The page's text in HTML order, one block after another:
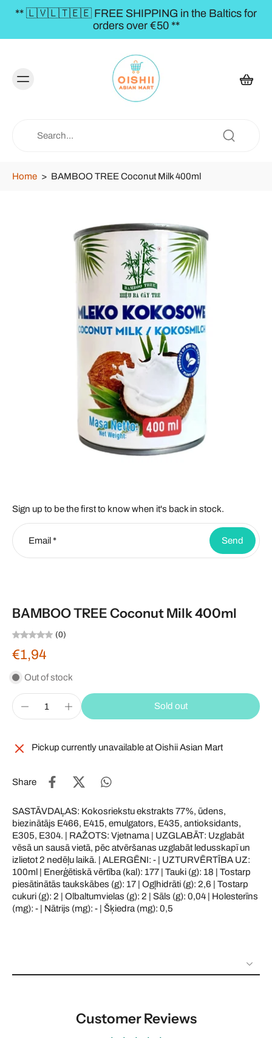
** 🇱🇻🇱🇹🇪🇪 FREE SHIPPING in the Baltics for
orders over €50 **
Home > BAMBOO TREE Coconut Milk 400ml
Sign up to be the first to know when it's back in stock.
Email * Send
BAMBOO TREE Coconut Milk 400ml
(0)
€1,94
Out of stock
Sold out
Pickup currently unavailable atOishii Asian Mart
Share
SASTĀVDAĻAS: Kokosriekstu ekstrakts 77%, ūdens,
biezinātājs E466, E415, emulgators, E435, antioksidants,
E305, E304. | RAŽOTS: Vjetnama | UZGLABĀT: Uzglabāt
vēsā un sausā vietā, pēc atvēršanas uzglabāt ledusskapī un
izlietot 2 nedēļu laikā. | ALERGĒNI: - | UZTURVĒRTĪBA UZ:
100ml | Enerģētiskā vērtība (kal): 177 | Tauki (g): 18 | Tostarp
piesātinātās taukskābes (g): 17 | Ogļhidrāti (g): 2,6 | Tostarp
cukuri (g): 2 | Olbaltumvielas (g): 2 | Sāls (g): 0,04 | Holesterīns
(mg): - | Nātrijs (mg): - | Šķiedra (mg): 0,5
Customer Reviews